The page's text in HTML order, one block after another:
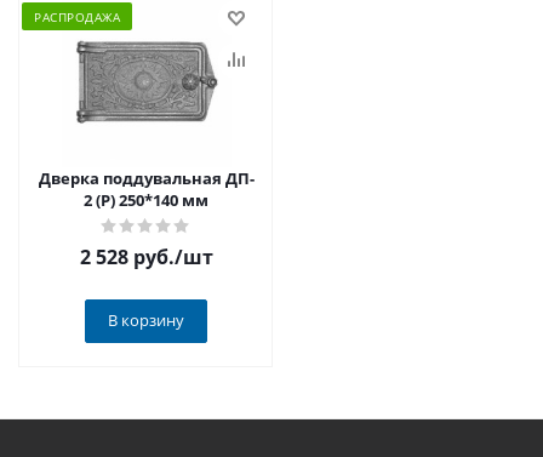
РАСПРОДАЖА
Дверка поддувальная ДП-
2 (Р) 250*140 мм
2 528 руб./шт
В корзину